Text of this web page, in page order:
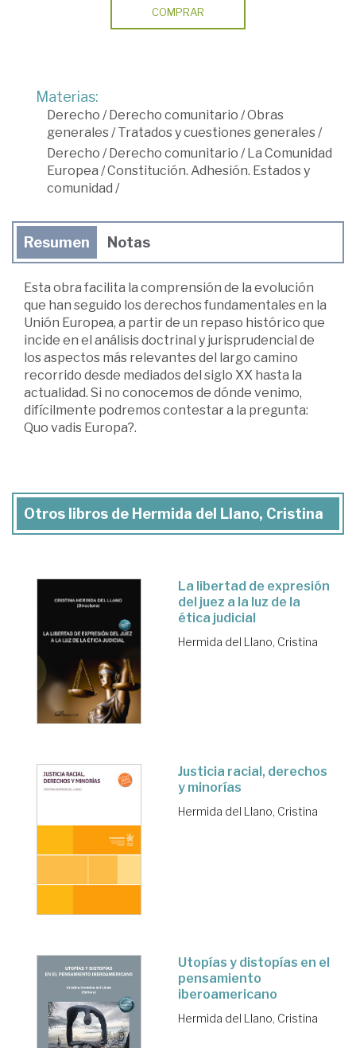
COMPRAR
Materias:
Derecho /Derecho comunitario /Obras
generales/Tratados y cuestiones generales/
Derecho /Derecho comunitario /La Comunidad
Europea /Constitución. Adhesión. Estados y
comunidad /
Resumen Notas
Esta obra facilita la comprensión de la evolución
que han seguido los derechos fundamentales en la
Unión Europea, a partir de un repaso histórico que
incide en el análisis doctrinal y jurisprudencial de
los aspectos más relevantes del largo camino
recorrido desde mediados del siglo XX hasta la
actualidad. Si no conocemos de dónde venimo,
difícilmente podremos contestar a la pregunta:
Quo vadis Europa?.
Otros libros de Hermida del Llano, Cristina
La libertad de expresión
del juez a la luz de la
ética judicial
Hermida del Llano, Cristina
Justicia racial, derechos
y minorías
Hermida del Llano, Cristina
Utopías y distopías en el
pensamiento
iberoamericano
Hermida del Llano, Cristina